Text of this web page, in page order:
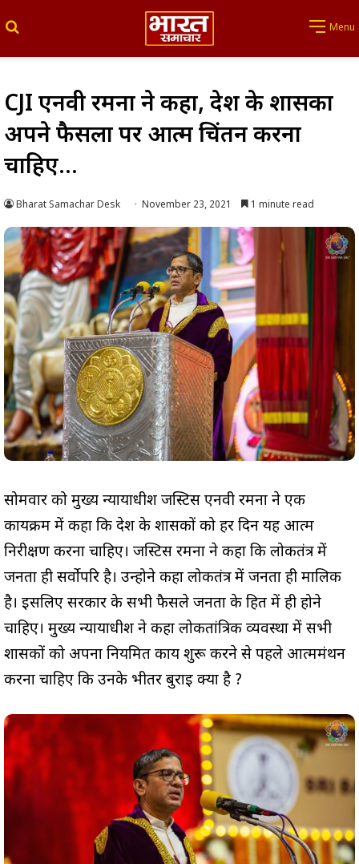
Menu
CJI एनवी रमना ने कहा, देश के शासकों
अपने फैसलों पर आत्म चिंतन करना
चाहिए…
Bharat Samachar Desk November 23, 2021 1 minute read
सोमवार को मुख्य न्यायाधीश जस्टिस एनवी रमना ने एक
कार्यक्रम में कहा कि देश के शासकों को हर दिन यह आत्म
निरीक्षण करना चाहिए। जस्टिस रमना ने कहा कि लोकतंत्र में
जनता ही सर्वोपरि है। उन्होने कहा लोकतंत्र में जनता ही मालिक
है। इसलिए सरकार के सभी फैसले जनता के हित में ही होने
चाहिए। मुख्य न्यायाधीश ने कहा लोकतांत्रिक व्यवस्था में सभी
शासकों को अपना नियमित कार्य शुरू करने से पहले आत्ममंथन
करना चाहिए कि उनके भीतर बुराई क्या है ?